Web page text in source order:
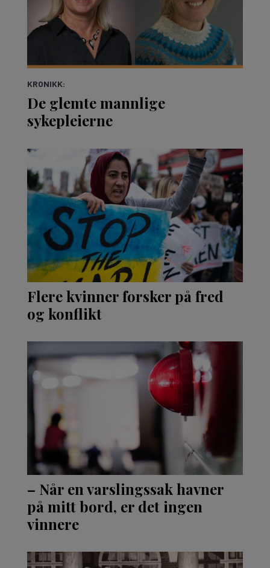
KRONIKK:
De glemte mannlige
sykepleierne
Flere kvinner forsker på fred
og konflikt
– Når en varslingssak havner
på mitt bord, er det ingen
vinnere